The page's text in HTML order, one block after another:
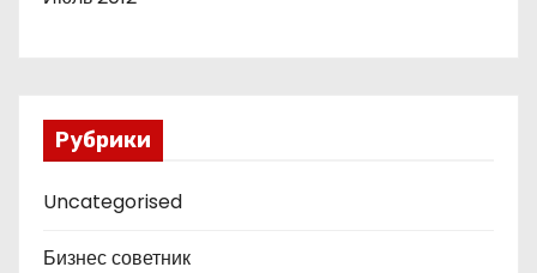
Рубрики
Uncategorised
Бизнес советник